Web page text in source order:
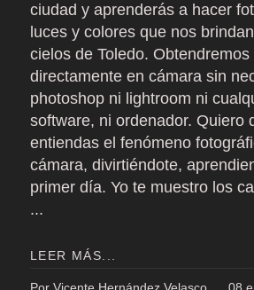
ciudad y aprenderás a hacer
luces y colores que nos
cielos de Toledo. Obtendremos
directamente en cámara sin
photoshop ni lightroom ni
software, ni ordenador. Quiero
entiendas el fenómeno
cámara, divirtiéndote,
primer día. Yo te muestro los
...
LEER MÁS...
Por Vicente Hernández Velasco 08